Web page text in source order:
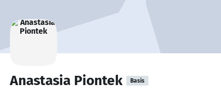
Anastasia Piontek Basis